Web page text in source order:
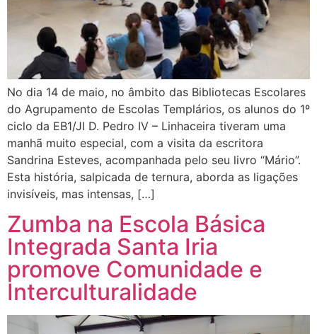
No dia 14 de maio, no âmbito das Bibliotecas Escolares
do Agrupamento de Escolas Templários, os alunos do 1º
ciclo da EB1/JI D. Pedro IV – Linhaceira tiveram uma
manhã muito especial, com a visita da escritora
Sandrina Esteves, acompanhada pelo seu livro “Mário”.
Esta história, salpicada de ternura, aborda as ligações
invisíveis, mas intensas, […]
Zumba na Escola Básica
Integrada Santa Iria
promove Comunidade e
Interculturalidade